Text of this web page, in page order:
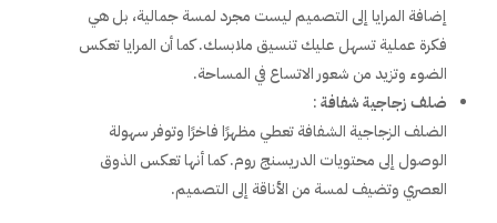
إضافة المرايا إلى التصميم ليست مجرد لمسة جمالية، بل هي
فكرة عملية تسهل عليك تنسيق ملابسك. كما أن المرايا تعكس
الضوء وتزيد من شعور الاتساع في المساحة.
ضلف زجاجية شفافة:
الضلف الزجاجية الشفافة تعطي مظهرًا فاخرًا وتوفر سهولة
الوصول إلى محتويات الدريسنج روم. كما أنها تعكس الذوق
العصري وتضيف لمسة من الأناقة إلى التصميم.